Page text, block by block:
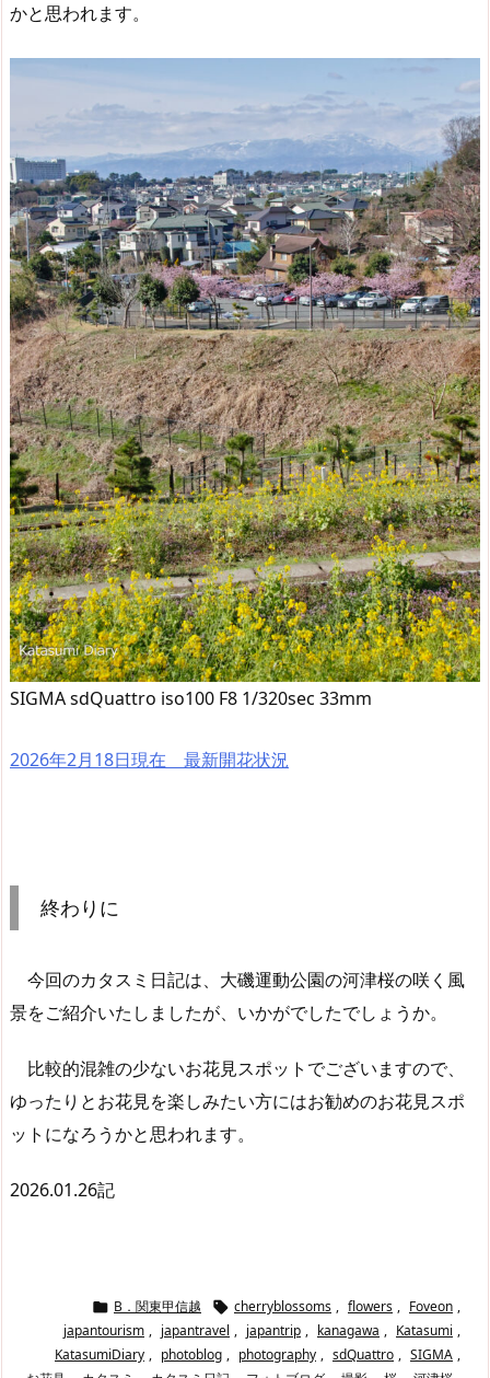
かと思われます。
SIGMA sdQuattro iso100 F8 1/320sec 33mm
2026年2月18日現在 最新開花状況
終わりに
今回のカタスミ日記は、大磯運動公園の河津桜の咲く風
景をご紹介いたしましたが、いかがでしたでしょうか。
比較的混雑の少ないお花見スポットでございますので、
ゆったりとお花見を楽しみたい方にはお勧めのお花見スポ
ットになろうかと思われます。
2026.01.26記
 B．関東甲信越  cherryblossoms , flowers , Foveon ,
japantourism , japantravel , japantrip , kanagawa , Katasumi ,
KatasumiDiary , photoblog , photography , sdQuattro , SIGMA ,